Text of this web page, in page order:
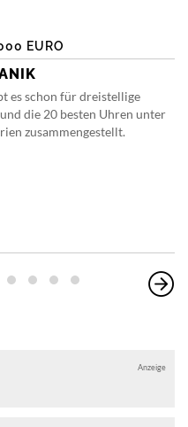
EURO
es schon für dreistellige
die 20 besten Uhren unter
zusammengestellt.
Anzeige